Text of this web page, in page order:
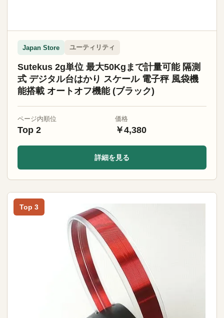
Japan Store ユーティリティ
Sutekus 2g単位 最大50Kgまで計量可能 隔測
式 デジタル台はかり スケール 電子秤 風袋機
能搭載 オートオフ機能 (ブラック)
ページ内順位
Top 2
価格
￥4,380
詳細を見る
Top 3